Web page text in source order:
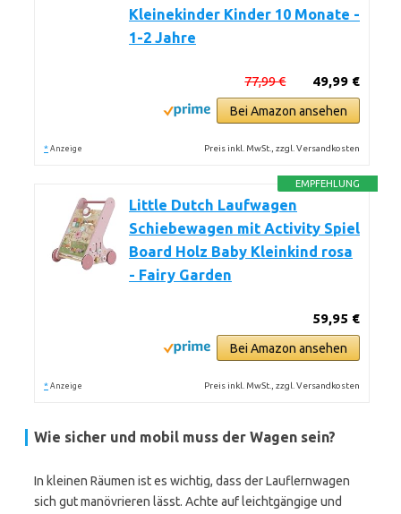
Kleinekinder Kinder 10 Monate -
1-2 Jahre
49,99 €
77,99 €
Bei Amazon ansehen
* Anzeige Preis inkl. MwSt., zzgl. Versandkosten
EMPFEHLUNG
Little Dutch Laufwagen
Schiebewagen mit Activity Spiel
Board Holz Baby Kleinkind rosa
- Fairy Garden
59,95 €
Bei Amazon ansehen
* Anzeige Preis inkl. MwSt., zzgl. Versandkosten
Wie sicher und mobil muss der Wagen sein?
In kleinen Räumen ist es wichtig, dass der Lauflernwagen
sich gut manövrieren lässt. Achte auf leichtgängige und